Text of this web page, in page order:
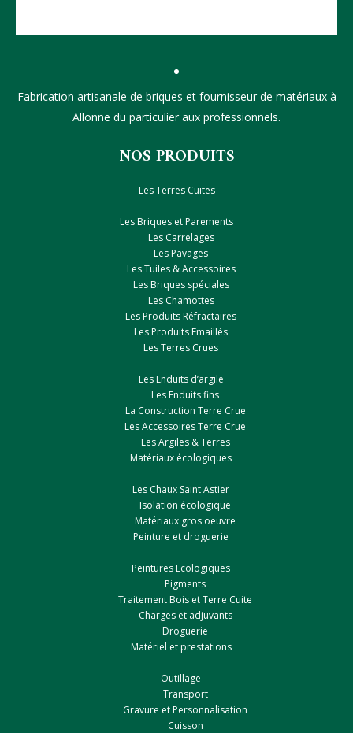
Fabrication artisanale de briques et fournisseur de matériaux à
Allonne du particulier aux professionnels.
NOS PRODUITS
Les Terres Cuites
Les Briques et Parements
Les Carrelages
Les Pavages
Les Tuiles & Accessoires
Les Briques spéciales
Les Chamottes
Les Produits Réfractaires
Les Produits Emaillés
Les Terres Crues
Les Enduits d’argile
Les Enduits fins
La Construction Terre Crue
Les Accessoires Terre Crue
Les Argiles & Terres
Matériaux écologiques
Les Chaux Saint Astier
Isolation écologique
Matériaux gros oeuvre
Peinture et droguerie
Peintures Ecologiques
Pigments
Traitement Bois et Terre Cuite
Charges et adjuvants
Droguerie
Matériel et prestations
Outillage
Transport
Gravure et Personnalisation
Cuisson